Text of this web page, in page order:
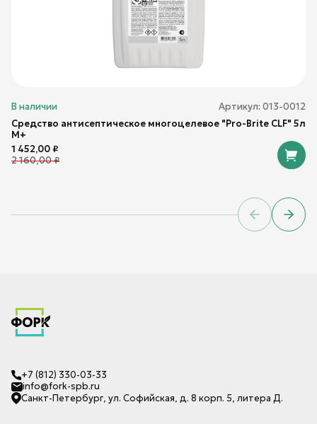
В наличии Артикул: 013-0012
Средство антисептическое многоцелевое "Pro-Brite CLF" 5л
М+
1 452,00₽
2 160,00₽
Previous
Next
+7 (812) 330-03-33
info@fork-spb.ru
Санкт-Петербург, ул. Софийская, д. 8 корп. 5, литера Д.